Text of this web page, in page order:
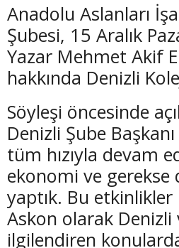
Anadolu Aslanları
Şubesi, 15 Aralık
Yazar Mehmet Akif
hakkında Denizli
Söyleşi öncesinde
Denizli Şube
tüm hızıyla devam
ekonomi ve
yaptık. Bu
Askon olarak
ilgilendiren